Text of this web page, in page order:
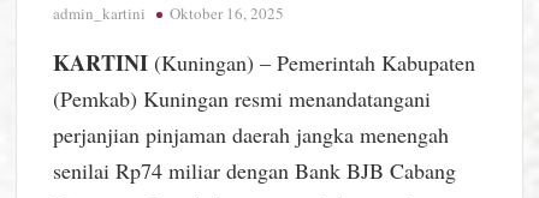
admin_kartini Oktober 16, 2025
KARTINI (Kuningan) – Pemerintah Kabupaten
(Pemkab) Kuningan resmi menandatangani
perjanjian pinjaman daerah jangka menengah
senilai Rp74 miliar dengan Bank BJB Cabang